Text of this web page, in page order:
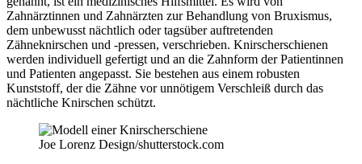
Zahnärztinnen und Zahnärzten zur Behandlung von Bruxismus,
dem unbewusst nächtlich oder tagsüber auftretenden
Zähneknirschen und -pressen, verschrieben. Knirscherschienen
werden individuell gefertigt und an die Zahnform der Patientinnen
und Patienten angepasst. Sie bestehen aus einem robusten
Kunststoff, der die Zähne vor unnötigem Verschleiß durch das
nächtliche Knirschen schützt.
Joe Lorenz Design/shutterstock.com